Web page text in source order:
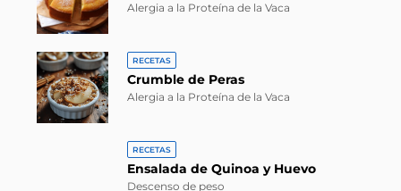
Alergia a la Proteína de la Vaca
RECETAS
Crumble de Peras
Alergia a la Proteína de la Vaca
RECETAS
Ensalada de Quinoa y Huevo
Descenso de peso